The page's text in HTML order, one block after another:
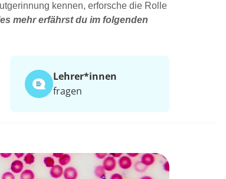
kennen, erforsche die Rolle
mehr erfährst du im folgenden
Lehrer*​innen
fragen